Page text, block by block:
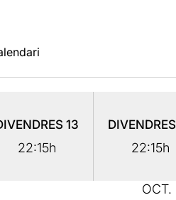
13
22:15h
DIVENDRES
22:15h
OCT.